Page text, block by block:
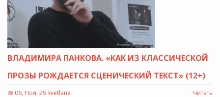
ВЛАДИМИРА ПАНКОВА. «КАК ИЗ КЛАССИЧЕСКОЙ
ПРОЗЫ РОЖДАЕТСЯ СЦЕНИЧЕСКИЙ ТЕКСТ» (12+)
📅 06, Ноя, 25 svetlana Читать